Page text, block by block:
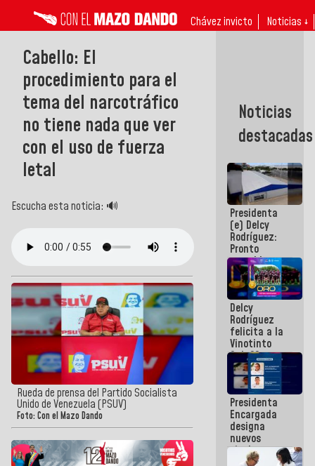
Chávez invicto Noticias ↓
Cabello: El
procedimiento para el
tema del narcotráfico
no tiene nada que ver
con el uso de fuerza
letal
Escucha esta noticia: 🔊
Rueda de prensa del Partido Socialista
Unido de Venezuela (PSUV)
Foto: Con el Mazo Dando
Noticias
destacadas
Presidenta
(e) Delcy
Rodríguez:
Pronto
restableceremos
las
operaciones
en el
Aeropuerto
Internacional
de
Maiquetía
Delcy
Rodríguez
felicita a la
Vinotinto
Sub 20
campeona
frente
México Sub
23 en los
Centroamericanos
Presidenta
Encargada
designa
nuevos
titulares en